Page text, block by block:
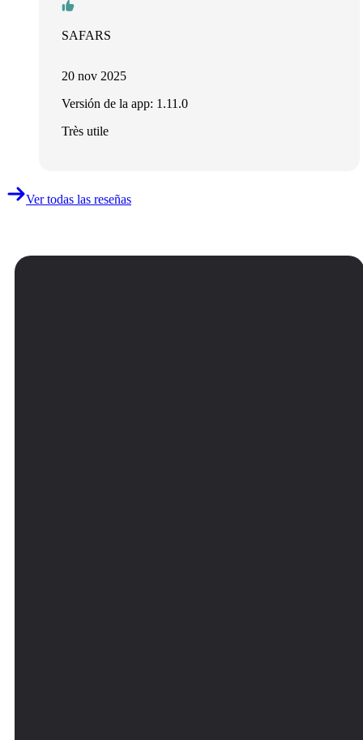
SAFARS
20 nov 2025
Versión de la app: 1.11.0
Très utile
Ver todas las reseñas